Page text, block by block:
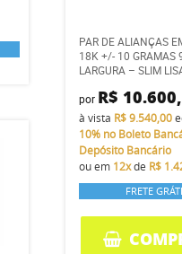
PAR DE ALIANÇAS
18K +/- 10 GRAMAS
LARGURA – SLIM
por R$
à vista R$ 9.540,00
10% no Boleto
Depósito Bancário
ou em 12xde R$
FRETE